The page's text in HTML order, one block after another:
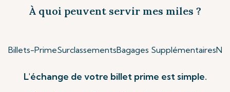
À quoi peuvent servir mes miles ?
Billets-PrimeSurclassementsBagages Supplémentaires
L'échange de votre billet prime est simple.